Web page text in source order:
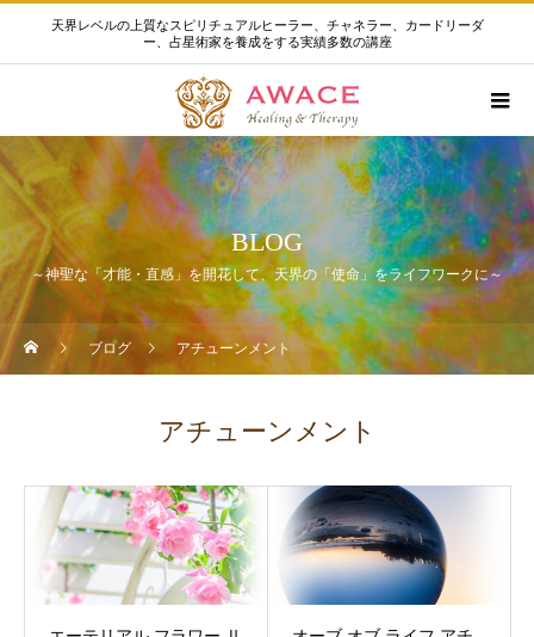
天界レベルの上質なスピリチュアルヒーラー、チャネラー、カードリーダ
ー、占星術家を養成をする実績多数の講座
BLOG
～神聖な「才能・直感」を開花して、天界の「使命」をライフワークに～
ブログ アチューンメント
アチューンメント